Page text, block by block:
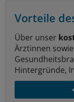
Vorteile
Über unser
Ärztinnen
Hintergründe,